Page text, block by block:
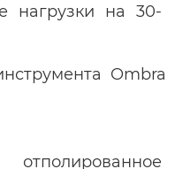
нагрузки на 30-
Ombra